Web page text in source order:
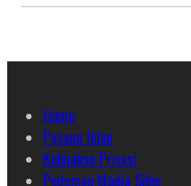
Home
Pasang Iklan
Kebijakan Privasi
Pedoman Media Siber